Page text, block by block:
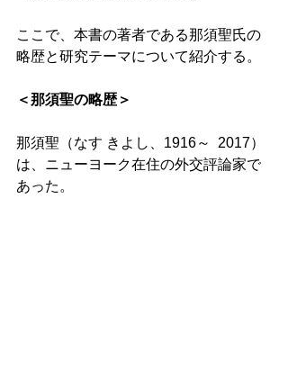
ここで、本書の著者である那須聖氏の
略歴と研究テーマについて紹介する。
＜那須聖の略歴＞
那須聖（なす きよし、1916～  2017）
は、ニューヨーク在住の外交評論家で
あった。